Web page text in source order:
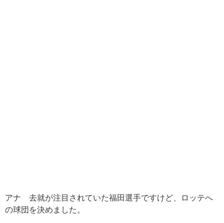
アナ 去就が注目されていた福田選手ですけど、ロッテへ
の球団を決めました。